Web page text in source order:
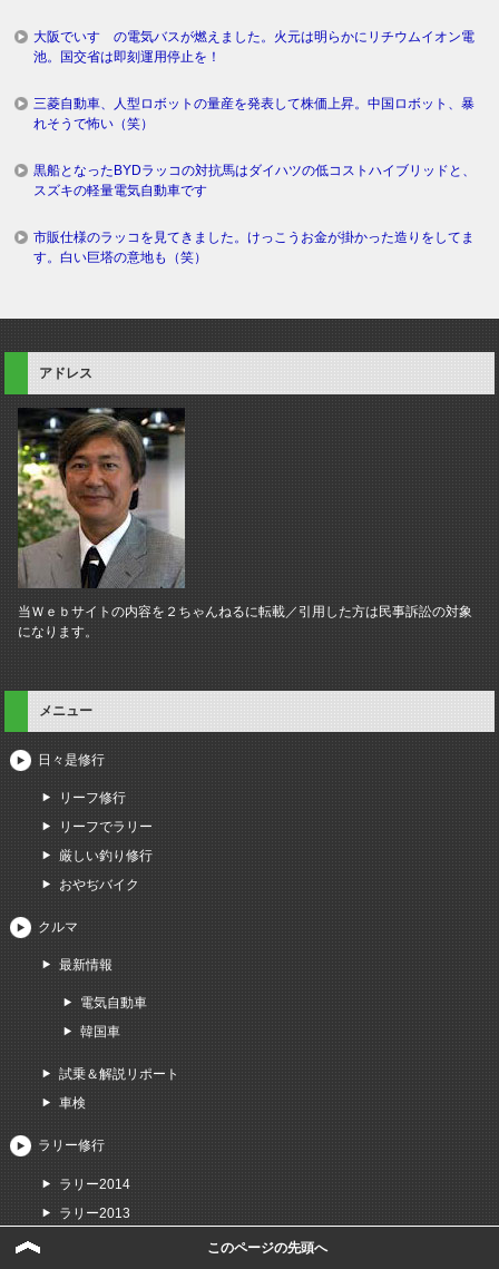
大阪でいすゞの電気バスが燃えました。火元は明らかにリチウムイオン電
池。国交省は即刻運用停止を！
三菱自動車、人型ロボットの量産を発表して株価上昇。中国ロボット、暴
れそうで怖い（笑）
黒船となったBYDラッコの対抗馬はダイハツの低コストハイブリッドと、
スズキの軽量電気自動車です
市販仕様のラッコを見てきました。けっこうお金が掛かった造りをしてま
す。白い巨塔の意地も（笑）
アドレス
当Ｗｅｂサイトの内容を２ちゃんねるに転載／引用した方は民事訴訟の対象
になります。
メニュー
日々是修行
リーフ修行
リーフでラリー
厳しい釣り修行
おやぢバイク
クルマ
最新情報
電気自動車
韓国車
試乗＆解説リポート
車検
ラリー修行
ラリー2014
ラリー2013
このページの先頭へ